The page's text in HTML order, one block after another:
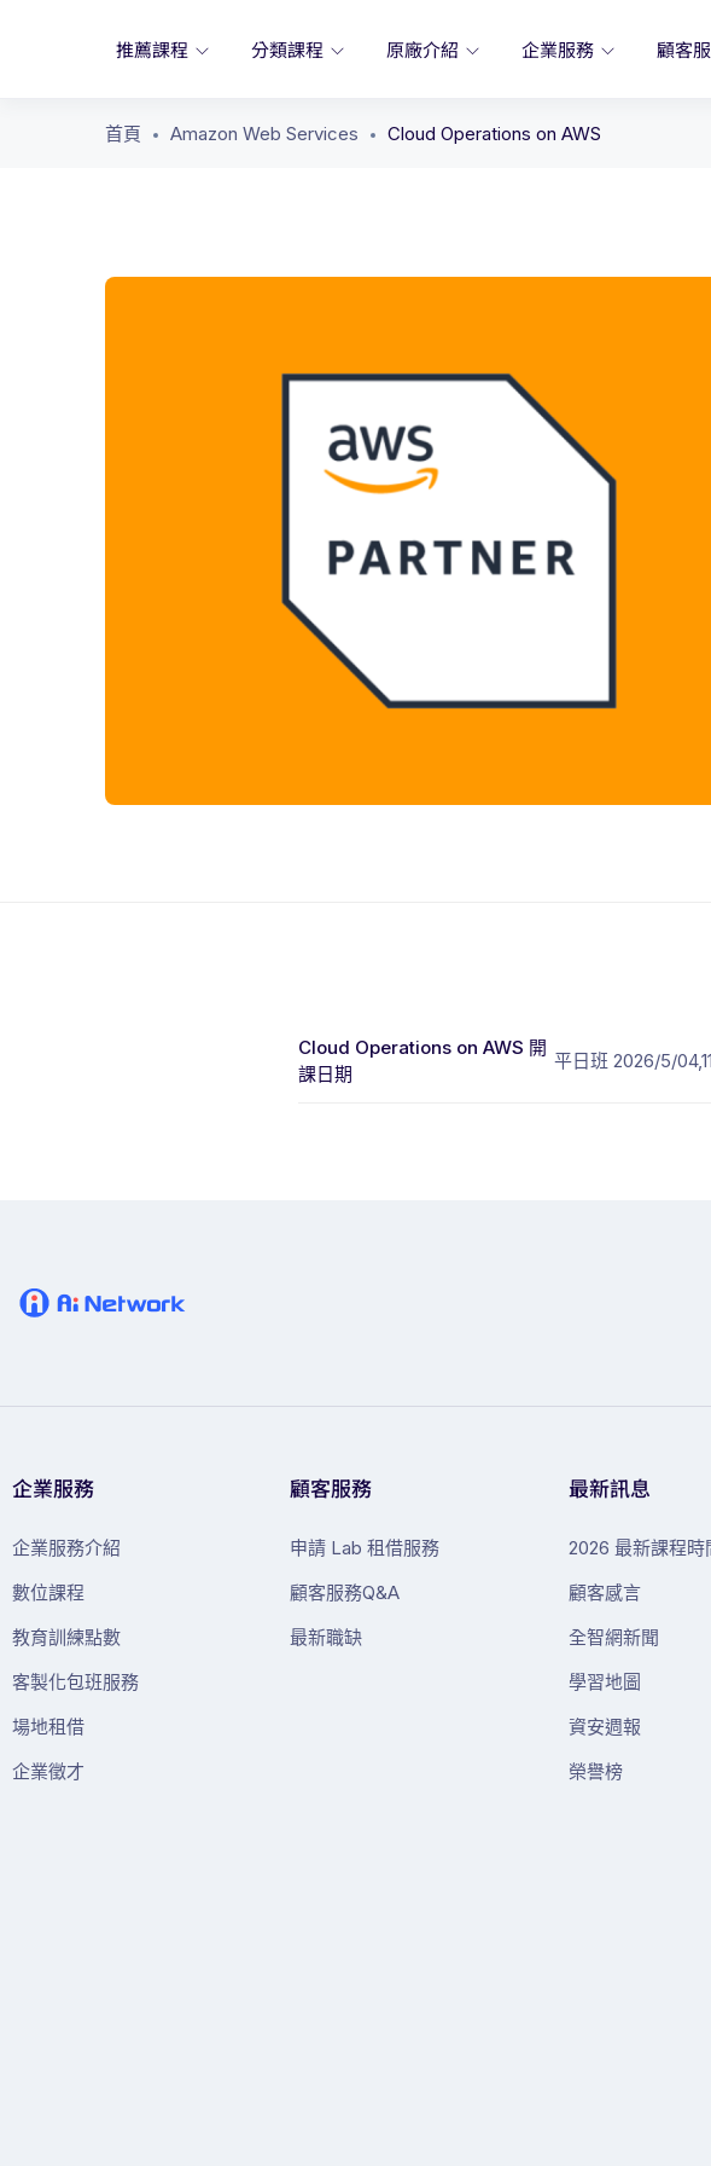
推薦課程 分類課程 原廠介紹 企業服務 顧客
首頁 Amazon Web Services Cloud Operations on AWS
Cloud Operations on AWS 開
課日期
平日班 2026/5/
企業服務
企業服務介紹
數位課程
教育訓練點數
客製化包班服務
場地租借
企業徵才
顧客服務
申請 Lab 租借服務
顧客服務Q&A
最新職缺
最新訊息
2026 最新課程時
顧客感言
全智網新聞
學習地圖
資安週報
榮譽榜